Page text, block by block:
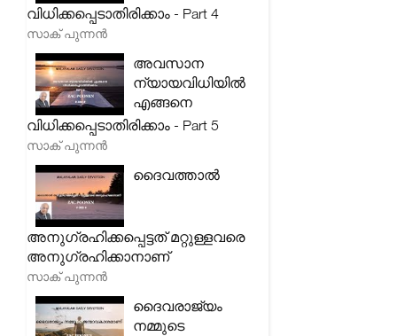
വിധിക്കപ്പെടാതിരിക്കാം - Part 4
സാക് പുന്നൻ
അവസാന
ന്യായവിധിയിൽ
എങ്ങനെ
വിധിക്കപ്പെടാതിരിക്കാം - Part 5
സാക് പുന്നൻ
ദൈവത്താൽ
അനുഗ്രഹിക്കപ്പെട്ടത് മറ്റുള്ളവരെ
അനുഗ്രഹിക്കാനാണ്
സാക് പുന്നൻ
ദൈവരാജ്യം
നമ്മുടെ